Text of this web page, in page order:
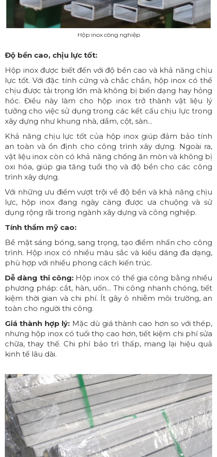
Hộp inox công nghiệp
Độ bền cao, chịu lực tốt:
Hộp inox được biết đến với độ bền cao và khả năng chịu
lực tốt. Với đặc tính cứng và chắc chắn, hộp inox có thể
chịu được tải trọng lớn mà không bị biến dạng hay hỏng
hóc. Điều này làm cho hộp inox trở thành vật liệu lý
tưởng cho việc sử dụng trong các kết cấu chịu lực trong
xây dựng như khung nhà, dầm, cột, sàn...
Khả năng chịu lực tốt của hộp inox giúp đảm bảo tính
an toàn và ổn định cho công trình xây dựng. Ngoài ra,
vật liệu inox còn có khả năng chống ăn mòn và không bị
oxi hóa, giúp gia tăng tuổi thọ và độ bền cho các công
trình xây dựng.
Với những ưu điểm vượt trội về độ bền và khả năng chịu
lực, hộp inox đang ngày càng được ưa chuộng và sử
dụng rộng rãi trong ngành xây dựng và công nghiệp.
Tính thẩm mỹ cao:
Bề mặt sáng bóng, sang trọng, tạo điểm nhấn cho công
trình. Hộp inox có nhiều màu sắc và kiểu dáng đa dạng,
phù hợp với nhiều phong cách kiến trúc.
Dễ dàng thi công: Hộp inox có thể gia công bằng nhiều
phương pháp: cắt, hàn, uốn... Thi công nhanh chóng, tiết
kiệm thời gian và chi phí. Ít gây ô nhiễm môi trường, an
toàn cho người thi công.
Giá thành hợp lý: Mặc dù giá thành cao hơn so với thép,
nhưng hộp inox có tuổi thọ cao hơn, tiết kiệm chi phí sửa
chữa, thay thế. Chi phí bảo trì thấp, mang lại hiệu quả
kinh tế lâu dài.